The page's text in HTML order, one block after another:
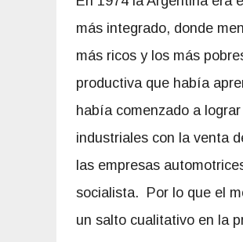
más integrado, donde
más ricos y los más
productiva que había
había comenzado a
industriales con la venta
las empresas
socialista. Por lo que el
un salto cualitativo en la